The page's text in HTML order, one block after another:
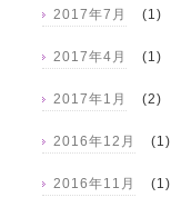
2017年7月 (1)
2017年4月 (1)
2017年1月 (2)
2016年12月 (1)
2016年11月 (1)